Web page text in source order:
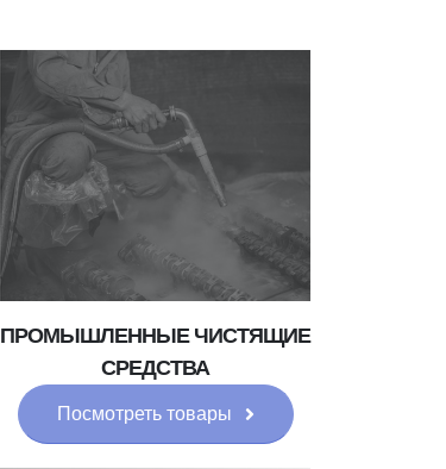
ПРОМЫШЛЕННЫЕ ЧИСТЯЩИЕ
СРЕДСТВА
Посмотреть товары